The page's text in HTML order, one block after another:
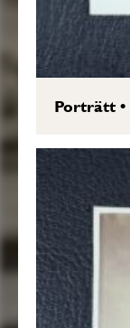
Porträtt•